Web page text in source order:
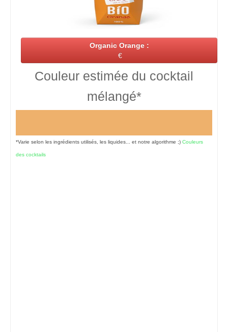
Organic Orange :
€
Couleur estimée du cocktail
mélangé*
*Varie selon les ingrédients utilisés, les liquides... et notre algorithme ;) Couleurs
des cocktails